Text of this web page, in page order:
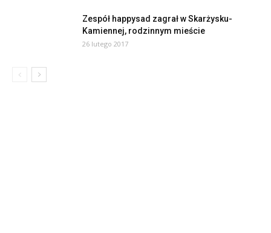
Zespół happysad zagrał w Skarżysku-
Kamiennej, rodzinnym mieście
26 lutego 2017